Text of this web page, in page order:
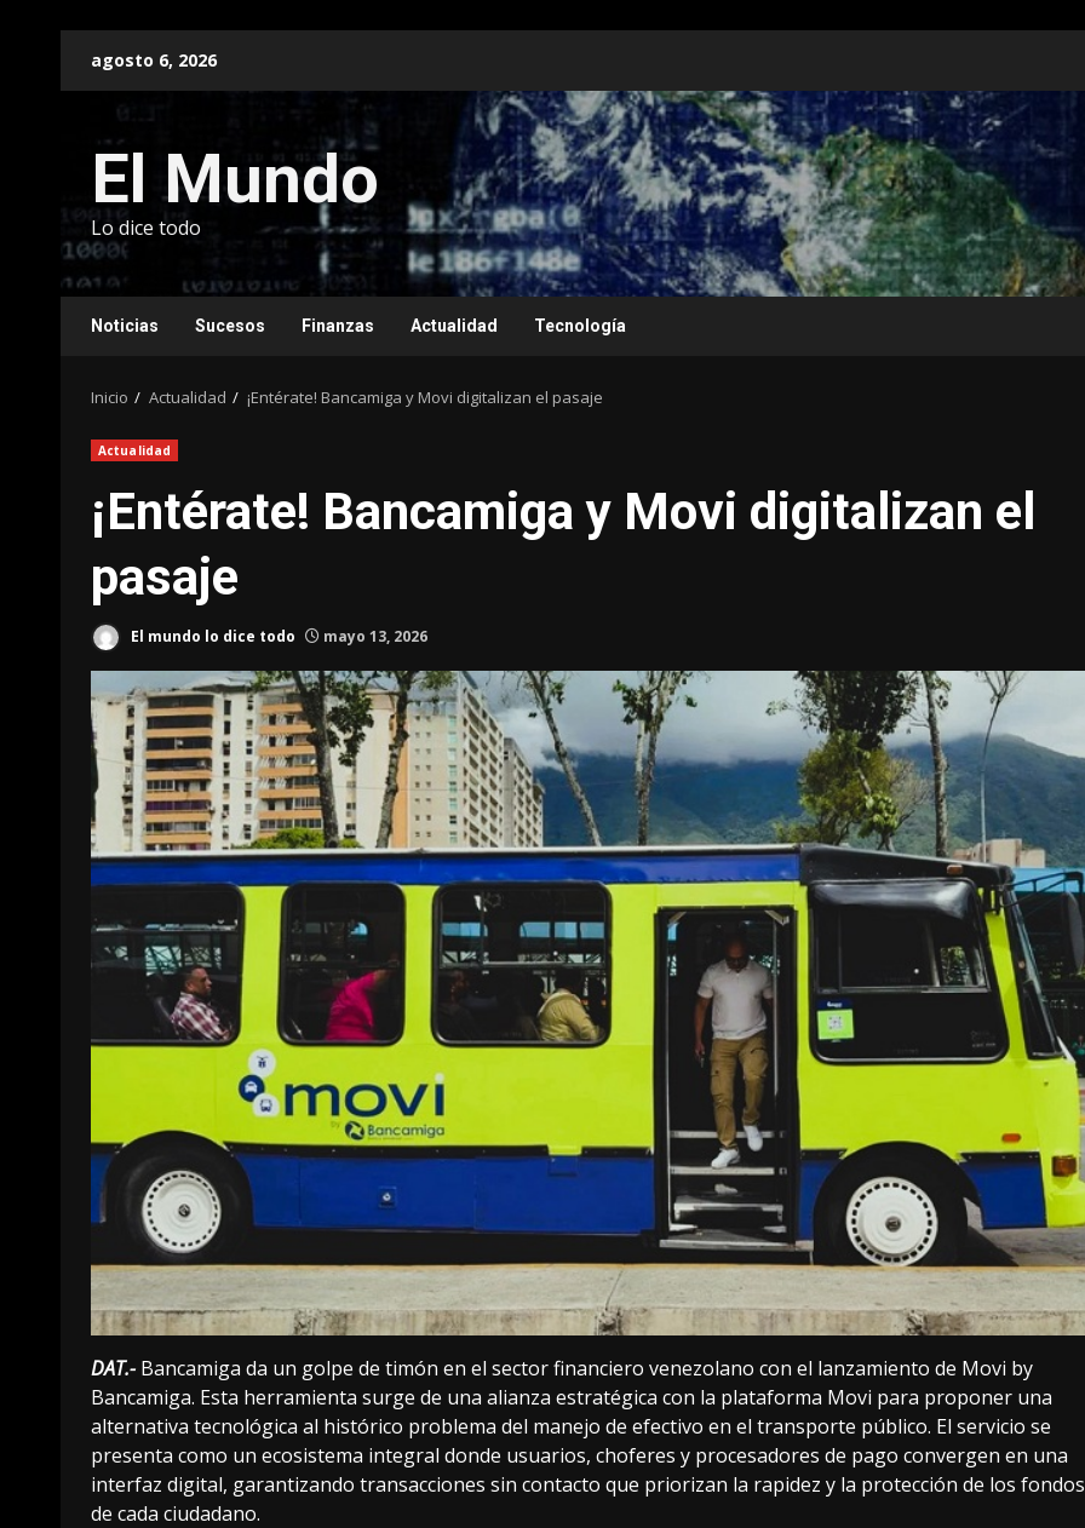
agosto 6, 2026
El Mundo
Lo dice todo
Noticias Sucesos Finanzas Actualidad Tecnología
Inicio Actualidad ¡Entérate! Bancamiga y Movi digitalizan el pasaje
Actualidad
¡Entérate! Bancamiga y Movi digitalizan el
pasaje
El mundo lo dice todo mayo 13, 2026
DAT.- Bancamiga da un golpe de timón en el sector financiero venezolano con el lanzamiento de Movi by
Bancamiga. Esta herramienta surge de una alianza estratégica con la plataforma Movi para proponer una
alternativa tecnológica al histórico problema del manejo de efectivo en el transporte público. El servicio se
presenta como un ecosistema integral donde usuarios, choferes y procesadores de pago convergen en una
interfaz digital, garantizando transacciones sin contacto que priorizan la rapidez y la protección de los fondos
de cada ciudadano.